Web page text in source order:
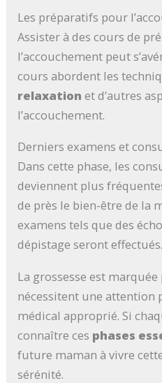
Les préparatifs pour
Assister à des cours de
l’accouchement peut
cours abordent les
relaxation et d’autres
l’accouchement.
Derniers examens et
Dans cette phase, les
deviennent plus
de près le bien-être de la
examens tels que des
dépistage seront effectués.
La grossesse est
nécessitent une attention
médical approprié. Si
connaître ces phases
future maman à vivre
sérénité.